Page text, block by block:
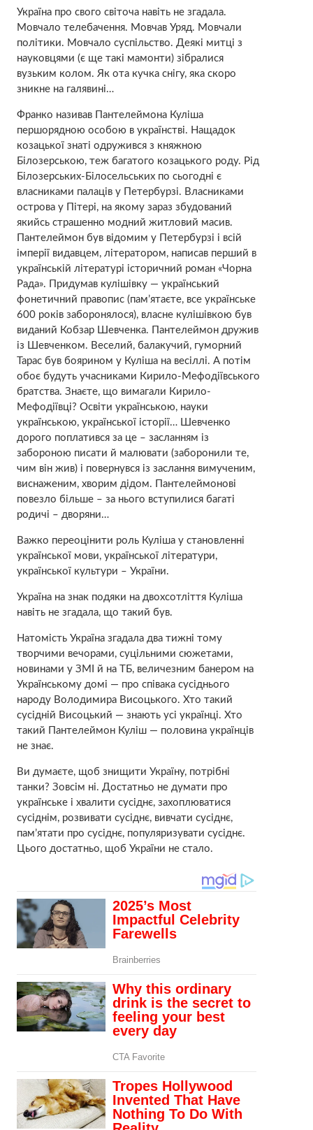
Україна про свого світоча навіть не згадала.
Мовчало телебачення. Мовчав Уряд. Мовчали
політики. Мовчало суспільство. Деякі митці з
науковцями (є ще такі мамонти) зібралися
вузьким колом. Як ота кучка снігу, яка скоро
зникне на галявині…
Франко називав Пантелеймона Куліша
першорядною особою в українстві. Нащадок
козацької знаті одружився з княжною
Білозерською, теж багатого козацького роду. Рід
Білозерських-Білосельських по сьогодні є
власниками палаців у Петербурзі. Власниками
острова у Пітері, на якому зараз збудований
якийсь страшенно модний житловий масив.
Пантелеймон був відомим у Петербурзі і всій
імперії видавцем, літератором, написав перший в
українській літературі історичний роман «Чорна
Рада». Придумав кулішівку — український
фонетичний правопис (пам’ятаєте, все українське
600 років заборонялося), власне кулішівкою був
виданий Кобзар Шевченка. Пантелеймон дружив
із Шевченком. Веселий, балакучий, гуморний
Тарас був боярином у Куліша на весіллі. А потім
обоє будуть учасниками Кирило-Мефодіївського
братства. Знаєте, що вимагали Кирило-
Мефодіївці? Освіти українською, науки
українською, української історії… Шевченко
дорого поплатився за це – засланням із
забороною писати й малювати (заборонили те,
чим він жив) і повернувся із заслання вимученим,
виснаженим, хворим дідом. Пантелеймонові
повезло більше – за нього вступилися багаті
родичі – дворяни…
Важко переоцінити роль Куліша у становленні
української мови, української літератури,
української культури – України.
Україна на знак подяки на двохсотліття Куліша
навіть не згадала, що такий був.
Натомість Україна згадала два тижні тому
творчими вечорами, суцільними сюжетами,
новинами у ЗМІ й на ТБ, величезним банером на
Українському домі — про співака сусіднього
народу Володимира Висоцького. Хто такий
сусідній Висоцький — знають усі українці. Хто
такий Пантелеймон Куліш — половина українців
не знає.
Ви думаєте, щоб знищити Україну, потрібні
танки? Зовсім ні. Достатньо не думати про
українське і хвалити сусіднє, захоплюватися
сусіднім, розвивати сусіднє, вивчати сусіднє,
пам’ятати про сусіднє, популяризувати сусіднє.
Цього достатньо, щоб України не стало.